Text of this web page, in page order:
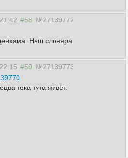
#58 №27139772
Наш слоняра
#59 №27139773
тока тута живёт.